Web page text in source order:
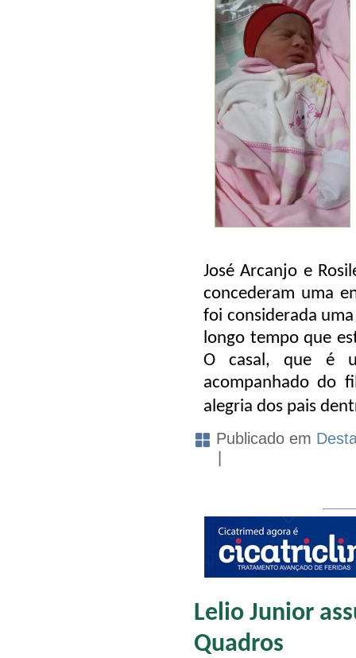
José Arcanjo e
concederam uma
foi considerada
longo tempo que
O casal, que é
acompanhado do
alegria dos pais
Publicado em
Lelio Junior
Quadros